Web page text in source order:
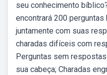
seu conhecimento
encontrará 200
juntamente com suas
charadas difíceis com
Perguntas sem respostas
sua cabeça; Charadas